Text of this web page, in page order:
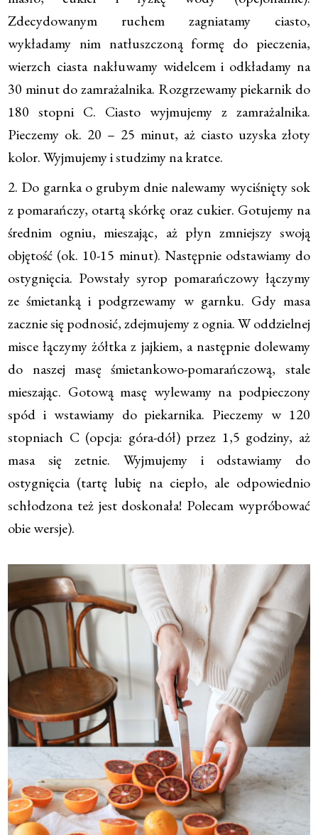
Zdecydowanym ruchem zagniatamy ciasto,
wykładamy nim natłuszczoną formę do pieczenia,
wierzch ciasta nakłuwamy widelcem i odkładamy na
30 minut do zamrażalnika. Rozgrzewamy piekarnik do
180 stopni C. Ciasto wyjmujemy z zamrażalnika.
Pieczemy ok. 20 – 25 minut, aż ciasto uzyska złoty
kolor. Wyjmujemy i studzimy na kratce.
2. Do garnka o grubym dnie nalewamy wyciśnięty sok
z pomarańczy, otartą skórkę oraz cukier. Gotujemy na
średnim ogniu, mieszając, aż płyn zmniejszy swoją
objętość (ok. 10-15 minut). Następnie odstawiamy do
ostygnięcia. Powstały syrop pomarańczowy łączymy
ze śmietanką i podgrzewamy w garnku. Gdy masa
zacznie się podnosić, zdejmujemy z ognia. W oddzielnej
misce łączymy żółtka z jajkiem, a następnie dolewamy
do naszej masę śmietankowo-pomarańczową, stale
mieszając. Gotową masę wylewamy na podpieczony
spód i wstawiamy do piekarnika. Pieczemy w 120
stopniach C (opcja: góra-dół) przez 1,5 godziny, aż
masa się zetnie. Wyjmujemy i odstawiamy do
ostygnięcia (tartę lubię na ciepło, ale odpowiednio
schłodzona też jest doskonała! Polecam wypróbować
obie wersje).